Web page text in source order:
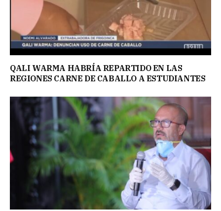
QALI WARMA HABRÍA REPARTIDO EN LAS
REGIONES CARNE DE CABALLO A ESTUDIANTES